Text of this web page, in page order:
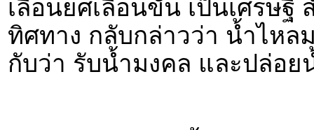
เลื่อนยศเลื่อนขั้น เป็นเศรษฐี
ทิศทาง กลับกล่าวว่า น้ำไหล
กับว่า รับน้ำมงคล และปล่อย